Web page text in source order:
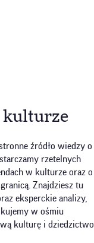
kulturze
źródło wiedzy o
rzetelnych
w kulturze oraz o
Znajdziesz tu
eksperckie analizy,
w ośmiu
kulturę i dziedzictwo